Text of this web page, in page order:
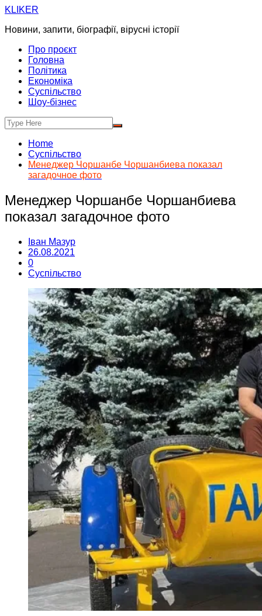
Skip
content
KLIKER
Новини, запити, біографії, вірусні історії
Про проєкт
Головна
Політика
Економіка
Суспільство
Шоу-бізнес
Home
Суспільство
Менеджер Чоршанбе Чоршанбиева показал
загадочное фото
Менеджер Чоршанбе Чоршанбиева
показал загадочное фото
Іван Мазур
26.08.2021
0
Суспільство